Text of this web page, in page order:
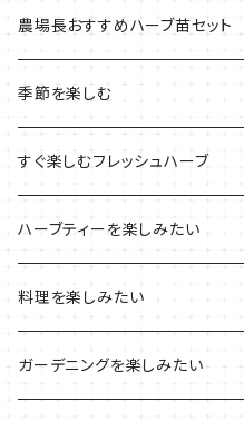
季節のおすすめ商品
フェルトプランターの栽培キット
ルーツポーチの栽培キット
ブリキプランターの栽培キット
木製プランターの栽培キット
プラ製プランターの栽培キット
その他のプランターの栽培キット
農場長おすすめハーブ苗セット
農場長おすすめセット
おすすめの寄せ植え
季節を楽しむ
2022年のお正月
2022年の母の日
2021年の敬老の日
2021年のハロウィン
すぐ楽しむフレッシュハーブ
ハーブミックス
ハーブブーケ
フレッシュハーブ
ハーブティーを楽しみたい
ハーブティーの定番ハーブ
リラックスしたい時に
料理を楽しみたい
料理の定番ハーブ
ガーデニングを楽しみたい